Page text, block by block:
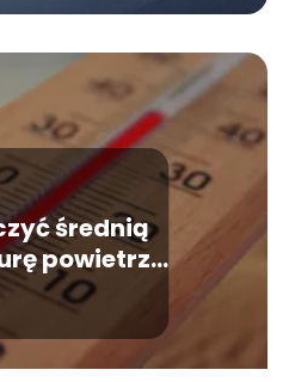
średnią
powietrza
roku?